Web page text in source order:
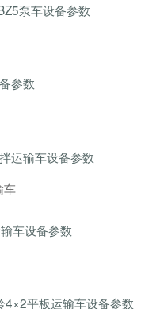
泵车设备参数
参数
运输车设备参数
车
车设备参数
平板运输车设备参数